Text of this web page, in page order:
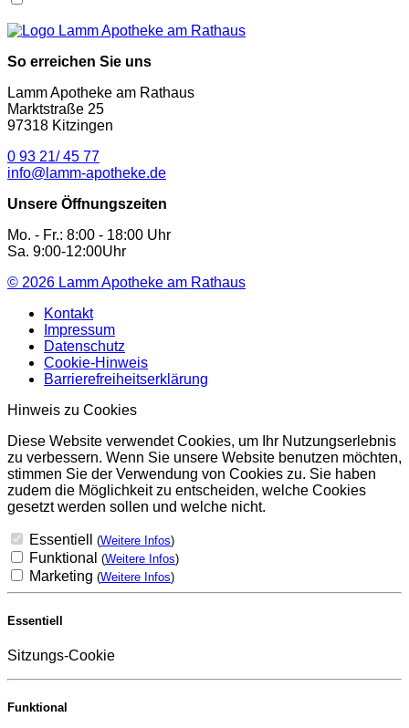
So erreichen Sie uns
Lamm Apotheke am Rathaus
Marktstraße 25
97318 Kitzingen
0 93 21/ 45 77
info@lamm-apotheke.de
Unsere Öffnungszeiten
Mo. - Fr.: 8:00 - 18:00 Uhr
Sa. 9:00-12:00Uhr
© 2026 Lamm Apotheke am Rathaus
Kontakt
Impressum
Datenschutz
Cookie-Hinweis
Barrierefreiheitserklärung
Hinweis zu Cookies
Diese Website verwendet Cookies, um Ihr Nutzungserlebnis
zu verbessern. Wenn Sie unsere Website benutzen möchten,
stimmen Sie der Verwendung von Cookies zu. Sie haben
zudem die Möglichkeit zu entscheiden, welche Cookies
gesetzt werden sollen und welche nicht.
Essentiell (Weitere Infos)
Funktional (Weitere Infos)
Marketing (Weitere Infos)
Essentiell
Sitzungs-Cookie
Funktional